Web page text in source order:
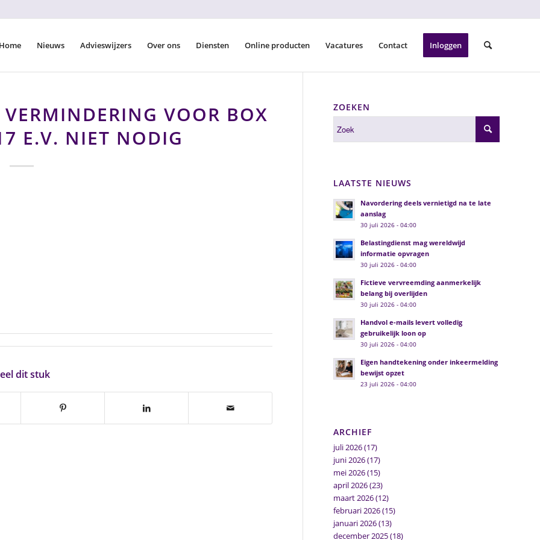
Nieuws Advieswijzers Over ons Diensten Online producten Vacatures Contact Inloggen
VOOR BOX
E.V. NIET NODIG
dit stuk
ZOEKEN
LAATSTE NIEUWS
Navordering deels vernietigd na te late
aanslag
30 juli 2026 - 04:00
Belastingdienst mag wereldwijd
informatie opvragen
30 juli 2026 - 04:00
Fictieve vervreemding aanmerkelijk
belang bij overlijden
30 juli 2026 - 04:00
Handvol e-mails levert volledig
gebruikelijk loon op
30 juli 2026 - 04:00
Eigen handtekening onder inkeermelding
bewijst opzet
23 juli 2026 - 04:00
ARCHIEF
juli 2026(17)
juni 2026(17)
mei 2026(15)
april 2026(23)
maart 2026(12)
februari 2026(15)
januari 2026(13)
december 2025(18)